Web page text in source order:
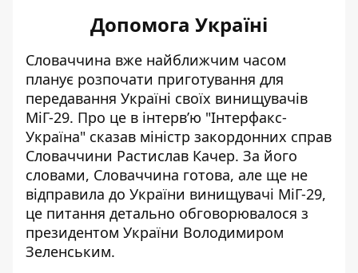
Допомога Україні
Словаччина вже найближчим часом
планує розпочати приготування для
передавання Україні своїх винищувачів
МіГ-29. Про це в інтерв’ю "Інтерфакс-
Україна" сказав міністр закордонних справ
Словаччини Растислав Качер. За його
словами, Словаччина готова, але ще не
відправила до України винищувачі МіГ-29,
це питання детально обговорювалося з
президентом України Володимиром
Зеленським.